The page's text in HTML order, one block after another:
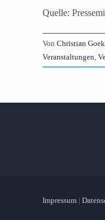
Quelle:
Von Christian
Veranstaltungen,
Impressum |